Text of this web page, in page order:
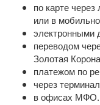
по карте
или в
электронными
переводом
Золотая
платежом по
через
в офисах МФО.